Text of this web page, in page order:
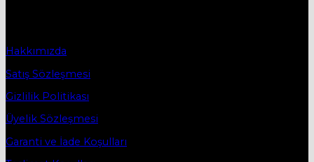
Hakkımızda
Satış Sözleşmesi
Gizlilik Politikası
Üyelik Sözleşmesi
Garanti ve İade Koşulları